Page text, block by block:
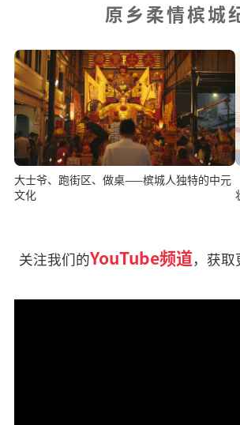
原乡柔情槟城
大士爷、跑街区、做桌——槟城人独特的中元
文化
关注我们的YouTube频道，获取